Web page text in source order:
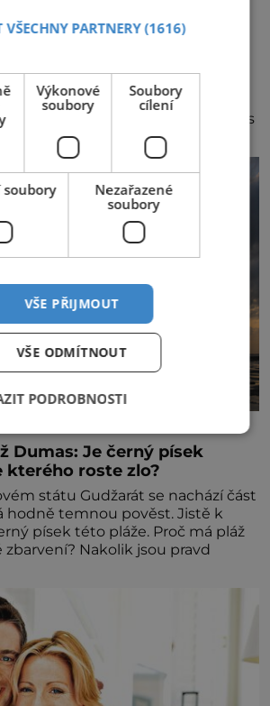
Syslová všechno vzdala?
že má Dana Syslová (80)
je jí oporou. Ale je to ještě
dnech čím dál častěji
mluví o svém odchodu. Dohnala ji snad samota? Půs
Dumas: Je černý písek
kterého roste zlo?
státu Gudžarát se nachází část
hodně temnou pověst. Jistě k
písek této pláže. Proč má pláž
takové netypické zbarvení? Nakolik jsou pravd
VŠECHNY PARTNERY(1616)
Výkonové
soubory
Soubory
cílení
Nezařazené
soubory
VŠE PŘIJMOUT
VŠE ODMÍTNOUT
PODROBNOSTI